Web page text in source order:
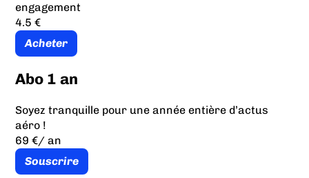
engagement
4.5 €
Acheter
Abo 1 an
Soyez tranquille pour une année entière d’actus
aéro !
69 €/ an
Souscrire